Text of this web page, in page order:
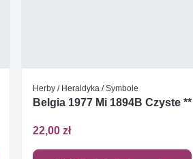
Herby / Heraldyka / Symbole
Belgia 1977 Mi 1894B Czyste **
22,00 zł